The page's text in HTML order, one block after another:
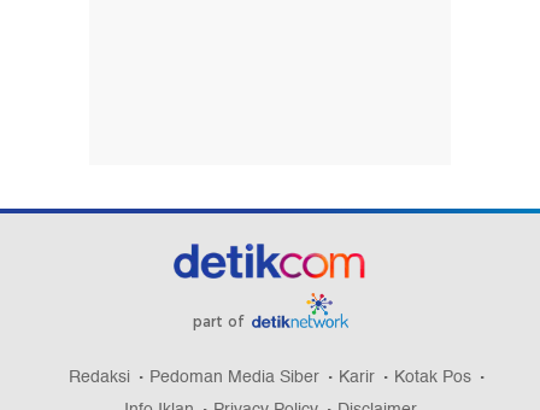
part of
Redaksi Pedoman Media Siber Karir
Kotak Pos